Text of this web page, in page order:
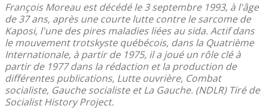
François Moreau est décédé le 3 septembre 1993, à l'âge
de 37 ans, après une courte lutte contre le sarcome de
Kaposi, l'une des pires maladies liées au sida. Actif dans
le mouvement trotskyste québécois, dans la Quatrième
Internationale, à partir de 1975, il a joué un rôle clé à
partir de 1977 dans la rédaction et la production de
différentes publications, Lutte ouvrière, Combat
socialiste, Gauche socialiste et La Gauche. (NDLR) Tiré de
Socialist History Project.